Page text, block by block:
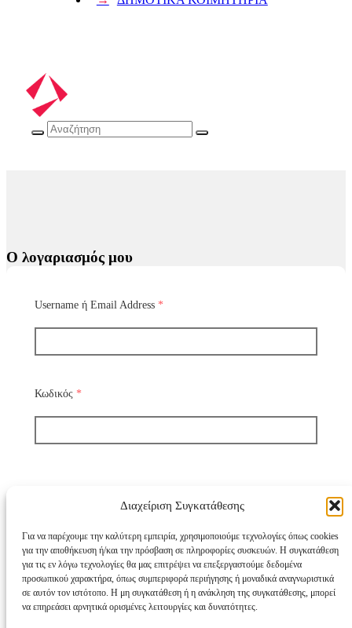
Διαχείριση Συγκατάθεσης
Για να παρέχουμε την καλύτερη εμπειρία, χρησιμοποιούμε τεχνολογίες όπως cookies
για την αποθήκευση ή/και την πρόσβαση σε πληροφορίες συσκευών. Η συγκατάθεση
για τις εν λόγω τεχνολογίες θα μας επιτρέψει να επεξεργαστούμε δεδομένα
προσωπικού χαρακτήρα, όπως συμπεριφορά περιήγησης ή μοναδικά αναγνωριστικά
σε αυτόν τον ιστότοπο. Η μη συγκατάθεση ή η ανάκληση της συγκατάθεσης, μπορεί
να επηρεάσει αρνητικά ορισμένες λειτουργίες και δυνατότητες.
Ο λογαριασμός μου
Username ή Email Address *
Κωδικός *
Χάσατε τον κωδικό σας;